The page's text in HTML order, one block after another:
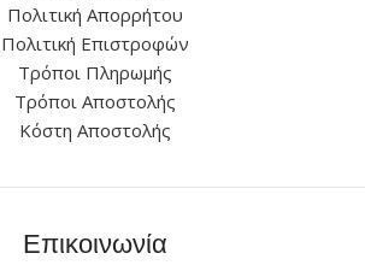
Πολιτική Απορρήτου
Πολιτική Επιστροφών
Τρόποι Πληρωμής
Τρόποι Αποστολής
Κόστη Αποστολής
Επικοινωνία